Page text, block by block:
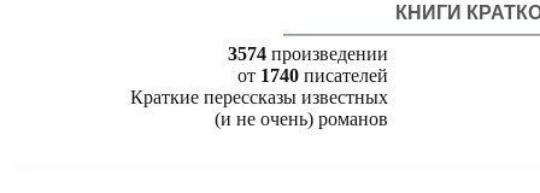
КНИГИ
3574 произведении
от 1740 писателей
Краткие перессказы известных
(и не очень) романов